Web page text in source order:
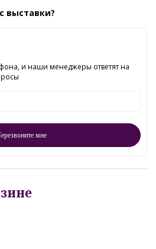
выставки?
и наши менеджеры ответят на